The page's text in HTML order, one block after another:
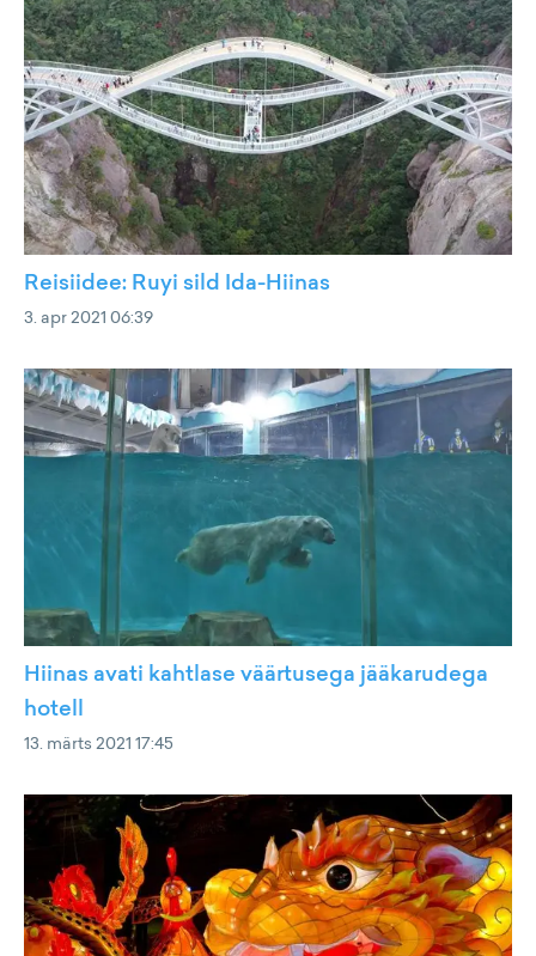
Reisiidee: Ruyi sild Ida-Hiinas
3. apr 2021 06:39
Hiinas avati kahtlase väärtusega jääkarudega
hotell
13. märts 2021 17:45